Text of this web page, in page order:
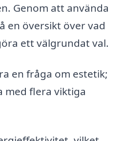
Genom att använda
en översikt över vad
ett välgrundat val.
en fråga om estetik;
med flera viktiga